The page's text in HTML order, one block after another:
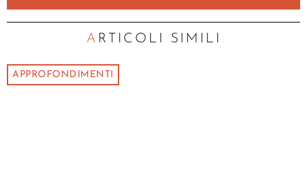
ARTICOLI SIMILI
APPROFONDIMENTI